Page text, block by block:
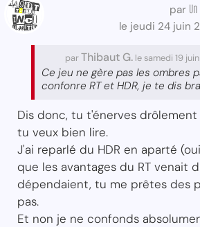
par
le jeudi 24 juin
parThibaut G. le samedi 19
Ce jeu ne gère pas les ombres
confonre RT et HDR, je te dis
Dis donc, tu t'énerves
tu veux bien lire.
J'ai reparlé du HDR en aparté
que les avantages du RT venait
dépendaient, tu me prêtes des
pas.
Et non je ne confonds